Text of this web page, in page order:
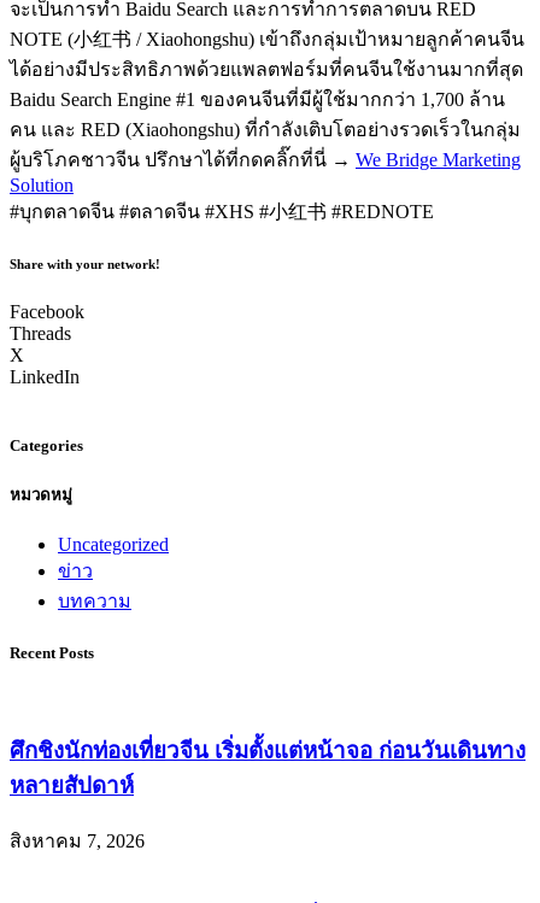
จะเป็นการทำ Baidu Search และการทำการตลาดบน RED
NOTE (小红书 / Xiaohongshu) เข้าถึงกลุ่มเป้าหมายลูกค้าคนจีน
ได้อย่างมีประสิทธิภาพด้วยแพลตฟอร์มที่คนจีนใช้งานมากที่สุด
Baidu Search Engine #1 ของคนจีนที่มีผู้ใช้มากกว่า 1,700 ล้าน
คน และ RED (Xiaohongshu) ที่กำลังเติบโตอย่างรวดเร็วในกลุ่ม
ผู้บริโภคชาวจีน ปรึกษาได้ที่กดคลิ๊กที่นี่ → We Bridge Marketing
Solution
#บุกตลาดจีน #ตลาดจีน #XHS #小红书 #REDNOTE
Share with your network!
Facebook
Threads
X
LinkedIn
Categories
หมวดหมู่
Uncategorized
ข่าว
บทความ
Recent Posts
ศึกชิงนักท่องเที่ยวจีน เริ่มตั้งแต่หน้าจอ ก่อนวันเดินทาง
หลายสัปดาห์
สิงหาคม 7, 2026